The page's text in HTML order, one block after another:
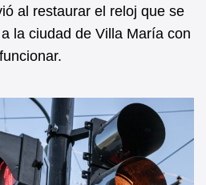
al restaurar el reloj que se
la ciudad de Villa María con